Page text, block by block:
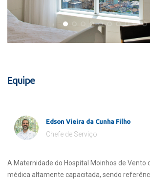
Equipe
Edson Vieira da Cunha Filho
Chefe de Serviço
A Maternidade do Hospital Moinhos de Vento
médica altamente capacitada, sendo